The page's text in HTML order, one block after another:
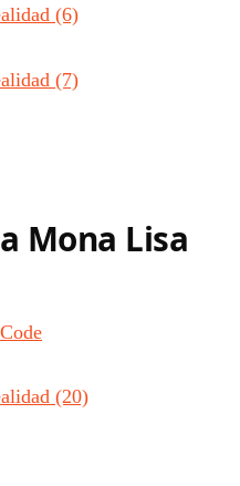
Mona Lisa